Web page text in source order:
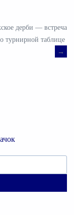
дерби — встреча
турнирной таблице
→